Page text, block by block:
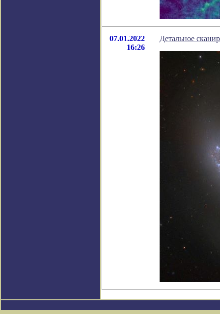
07.01.2022
16:26
Детальное